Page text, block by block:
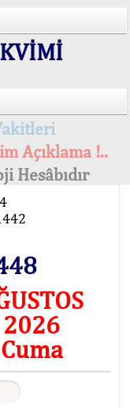
Açıklama !..
Hesâbıdır
2026
Cuma